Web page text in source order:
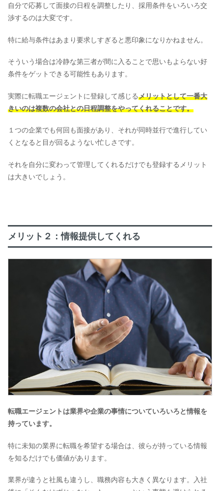
自分で応募して面接の日程を調整したり、採用条件をいろいろ交
渉するのは大変です。
特に給与条件はあまり要求しすぎると悪印象になりかねません。
そういう場合は冷静な第三者が間に入ることで思いもよらない好
条件をゲットできる可能性もあります。
実際に転職エージェントに登録して感じるメリットとして一番大
きいのは複数の会社との日程調整をやってくれることです。
１つの企業でも何回も面接があり、それが同時並行で進行してい
くとなると目が回るようない忙しさです。
それを自分に変わって管理してくれるだけでも登録するメリット
は大きいでしょう。
メリット２：情報提供してくれる
転職エージェントは業界や企業の事情についていろいろと情報を
持っています。
特に未知の業界に転職を希望する場合は、彼らが持っている情報
を知るだけでも価値があります。
業界が違うと社風も違うし、職務内容も大きく異なります。入社